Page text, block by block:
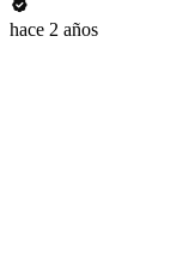
hace 2 años